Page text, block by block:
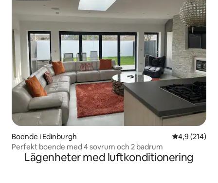
Boende i Edinburgh 4,9 av 5 i
4,9 (214)
Perfekt boende med 4 sovrum och 2 badrum
Lägenheter med luftkonditionering